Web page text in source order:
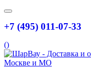
+7 (495) 011-07-33
()